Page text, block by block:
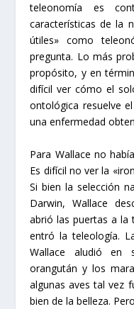
teleonomía es
características de la
útiles» como
pregunta. Lo más
propósito, y en
difícil ver cómo el
ontológica resuelve
una enfermedad
Para Wallace no
Es difícil no ver la
Si bien la selección
Darwin, Wallace
abrió las puertas a la
entró la teleología.
Wallace aludió en
orangután y los
algunas aves tal vez
bien de la belleza.